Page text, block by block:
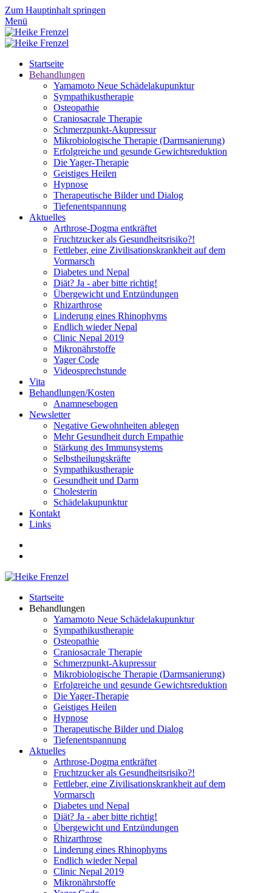
Zum Hauptinhalt springen
Menü
Startseite
Behandlungen
Yamamoto Neue Schädelakupunktur
Sympathikustherapie
Osteopathie
Craniosacrale Therapie
Schmerzpunkt-Akupressur
Mikrobiologische Therapie (Darmsanierung)
Erfolgreiche und gesunde Gewichtsreduktion
Die Yager-Therapie
Geistiges Heilen
Hypnose
Therapeutische Bilder und Dialog
Tiefenentspannung
Aktuelles
Arthrose-Dogma entkräftet
Fruchtzucker als Gesundheitsrisiko?!
Fettleber, eine Zivilisationskrankheit auf dem
Vormarsch
Diabetes und Nepal
Diät? Ja - aber bitte richtig!
Übergewicht und Entzündungen
Rhizarthrose
Linderung eines Rhinophyms
Endlich wieder Nepal
Clinic Nepal 2019
Mikronährstoffe
Yager Code
Videosprechstunde
Vita
Behandlungen/Kosten
Anamnesebogen
Newsletter
Negative Gewohnheiten ablegen
Mehr Gesundheit durch Empathie
Stärkung des Immunsystems
Selbstheilungskräfte
Sympathikustherapie
Gesundheit und Darm
Cholesterin
Schädelakupunktur
Kontakt
Links
Startseite
Behandlungen
Yamamoto Neue Schädelakupunktur
Sympathikustherapie
Osteopathie
Craniosacrale Therapie
Schmerzpunkt-Akupressur
Mikrobiologische Therapie (Darmsanierung)
Erfolgreiche und gesunde Gewichtsreduktion
Die Yager-Therapie
Geistiges Heilen
Hypnose
Therapeutische Bilder und Dialog
Tiefenentspannung
Aktuelles
Arthrose-Dogma entkräftet
Fruchtzucker als Gesundheitsrisiko?!
Fettleber, eine Zivilisationskrankheit auf dem
Vormarsch
Diabetes und Nepal
Diät? Ja - aber bitte richtig!
Übergewicht und Entzündungen
Rhizarthrose
Linderung eines Rhinophyms
Endlich wieder Nepal
Clinic Nepal 2019
Mikronährstoffe